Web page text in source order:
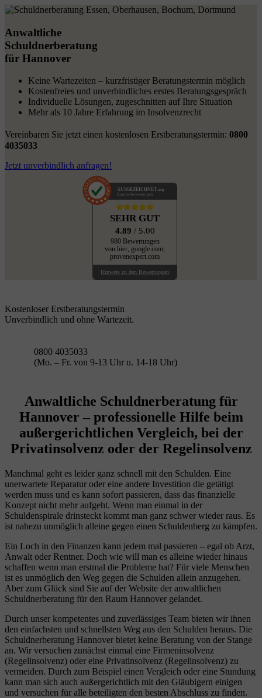
Anwaltliche
Schuldnerberatung
für Hannover
Keine Wartezeiten – kurzfristiger Beratungstermin möglich
Kostenfreies und unverbindliches erstes Beratungsgespräch
Individuelle Lösungen, zugeschnitten auf Ihre Situation
Mehr als 10 Jahre Erfahrung im Insolvenzrecht
Vereinbaren Sie jetzt einen kostenlosen Erstberatungstermin: 0800
4035033
Jetzt unverbindlich anfragen!
AUSGEZEICHNET .org
Kundenbewertungen
SEHR GUT
4.89 / 5.00
980 Bewertungen
von hier, google.com,
provenexpert.com
Hinweis zu den Bewertungen
Kostenloser Erstberatungstermin
Unverbindlich und ohne Wartezeit.
0800 4035033
(Mo. – Fr. von 9-13 Uhr u. 14-18 Uhr)
Anwaltliche Schuldnerberatung für
Hannover – professionelle Hilfe beim
außergerichtlichen Vergleich, bei der
Privatinsolvenz oder der Regelinsolvenz
Manchmal geht es leider ganz schnell mit den Schulden. Eine
unerwartete Reparatur oder eine andere Investition die getätigt
werden muss und es kann sofort passieren, dass das finanzielle
Konzept nicht mehr aufgeht. Wenn man einmal in der
Schuldenspirale drinsteckt kommt man ganz schwer wieder raus. Es
ist nahezu unmöglich alleine gegen einen Schuldenberg zu kämpfen.
Ein Loch in den Finanzen kann jedem mal passieren – egal ob Arzt,
Anwalt oder Rentner. Doch wie will man es alleine wieder hinaus
schaffen wenn man erstmal die Probleme hat? Für viele Menschen
ist es unmöglich den Weg gegen die Schulden allein anzugehen.
Aber zum Glück sind Sie auf der Website der anwaltlichen
Schuldnerberatung für den Raum Hannover gelandet.
Durch unser kompetentes und zuverlässiges Team bieten wir ihnen
den einfachsten und schnellsten Weg aus den Schulden heraus. Die
Schuldnerberatung Hannover bietet keine Beratung von der Stange
an. Wir versuchen zunächst einmal eine Firmeninsolvenz
(Regelinsolvenz) oder eine Privatinsolvenz (Regelinsolvenz) zu
vermeiden. Durch zum Beispiel einen Vergleich oder eine Stundung
kann man sich auch außergerichtlich mit den Gläubigern einigen
und versuchen für alle beteiligten den besten Abschluss zu finden.